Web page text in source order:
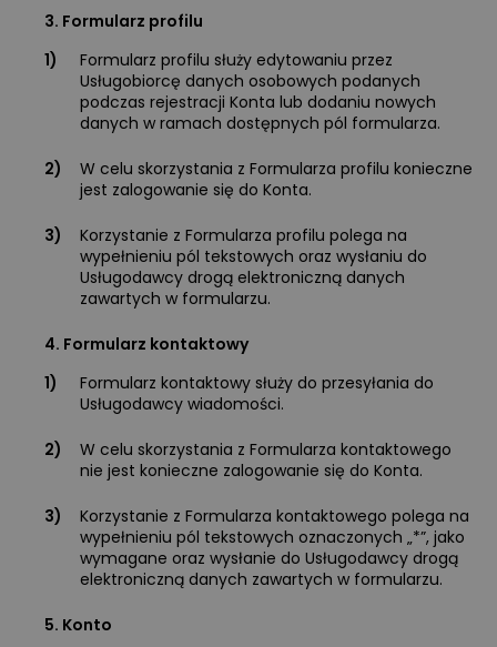
3. Formularz profilu
1)
Formularz profilu służy edytowaniu przez
Usługobiorcę danych osobowych podanych
podczas rejestracji Konta lub dodaniu nowych
danych w ramach dostępnych pól formularza.
2)
W celu skorzystania z Formularza profilu konieczne
jest zalogowanie się do Konta.
3)
Korzystanie z Formularza profilu polega na
wypełnieniu pól tekstowych oraz wysłaniu do
Usługodawcy drogą elektroniczną danych
zawartych w formularzu.
4. Formularz kontaktowy
1)
Formularz kontaktowy służy do przesyłania do
Usługodawcy wiadomości.
2)
W celu skorzystania z Formularza kontaktowego
nie jest konieczne zalogowanie się do Konta.
3)
Korzystanie z Formularza kontaktowego polega na
wypełnieniu pól tekstowych oznaczonych „*”, jako
wymagane oraz wysłanie do Usługodawcy drogą
elektroniczną danych zawartych w formularzu.
5. Konto